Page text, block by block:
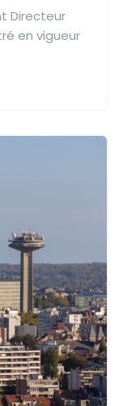
Directeur
en vigueur